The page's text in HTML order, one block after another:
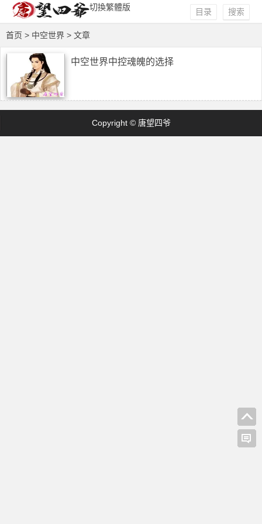
切換繁體版 搜索
目录
首页 > 中空世界 > 文章
中空世界中控魂魄的选择
Copyright © 唐望四爷